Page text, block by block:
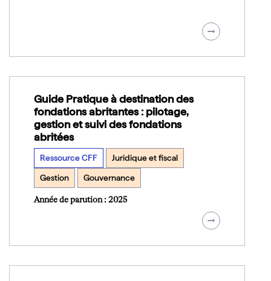
Guide Pratique à destination des
fondations abritantes : pilotage,
gestion et suivi des fondations
abritées
Ressource CFF Juridique et fiscal
Gestion Gouvernance
Année de parution : 2025